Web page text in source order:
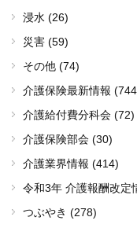
浸水 (26)
災害 (59)
その他 (74)
介護保険最新情報
介護給付費分科会 (72)
介護保険部会 (30)
介護業界情報 (414)
令和3年 介護報酬改定
つぶやき (278)